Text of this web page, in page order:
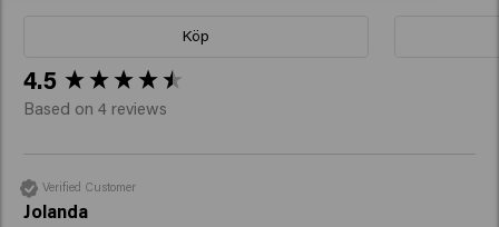
Köp
4.5
Based on 4 reviews
Verified Customer
Jolanda
New content loaded